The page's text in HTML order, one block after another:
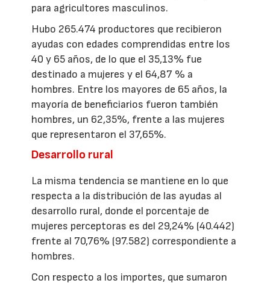
para agricultores masculinos.
Hubo 265.474 productores que recibieron
ayudas con edades comprendidas entre los
40 y 65 años, de lo que el 35,13% fue
destinado a mujeres y el 64,87 % a
hombres. Entre los mayores de 65 años, la
mayoría de beneficiarios fueron también
hombres, un 62,35%, frente a las mujeres
que representaron el 37,65%.
Desarrollo rural
La misma tendencia se mantiene en lo que
respecta a la distribución de las ayudas al
desarrollo rural, donde el porcentaje de
mujeres perceptoras es del 29,24% (40.442)
frente al 70,76% (97.582) correspondiente a
hombres.
Con respecto a los importes, que sumaron